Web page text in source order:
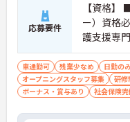
応募要件
【資格】
ー）資格
護支援専
格 歓迎
車通勤可 残業少なめ 日勤の
オープニングスタッフ募集
研修
ボーナス・賞与あり
社会保険